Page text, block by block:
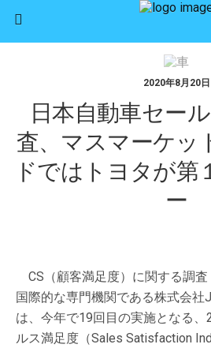
2020年8月20日
日本自動車セー
査、マスマーケッ
ドではトヨタが
ー
CS（顧客満足度）に関する調
国際的な専門機関である株式会社
は、今年で19回目の実施となる
ルス満足度（Sales Satisfaction